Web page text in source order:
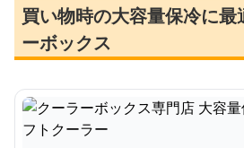
買い物時の大容量保冷に最
ーボックス